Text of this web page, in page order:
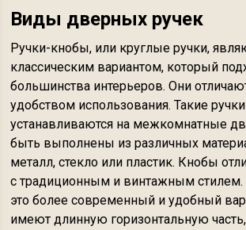
Виды дверных ручек
Ручки-кнобы, или круглые ручки,
классическим вариантом, который
большинства интерьеров. Они
удобством использования. Такие ручки
устанавливаются на межкомнатные
быть выполнены из различных
металл, стекло или пластик. Кнобы
с традиционным и винтажным
это более современный и удобный
имеют длинную горизонтальную